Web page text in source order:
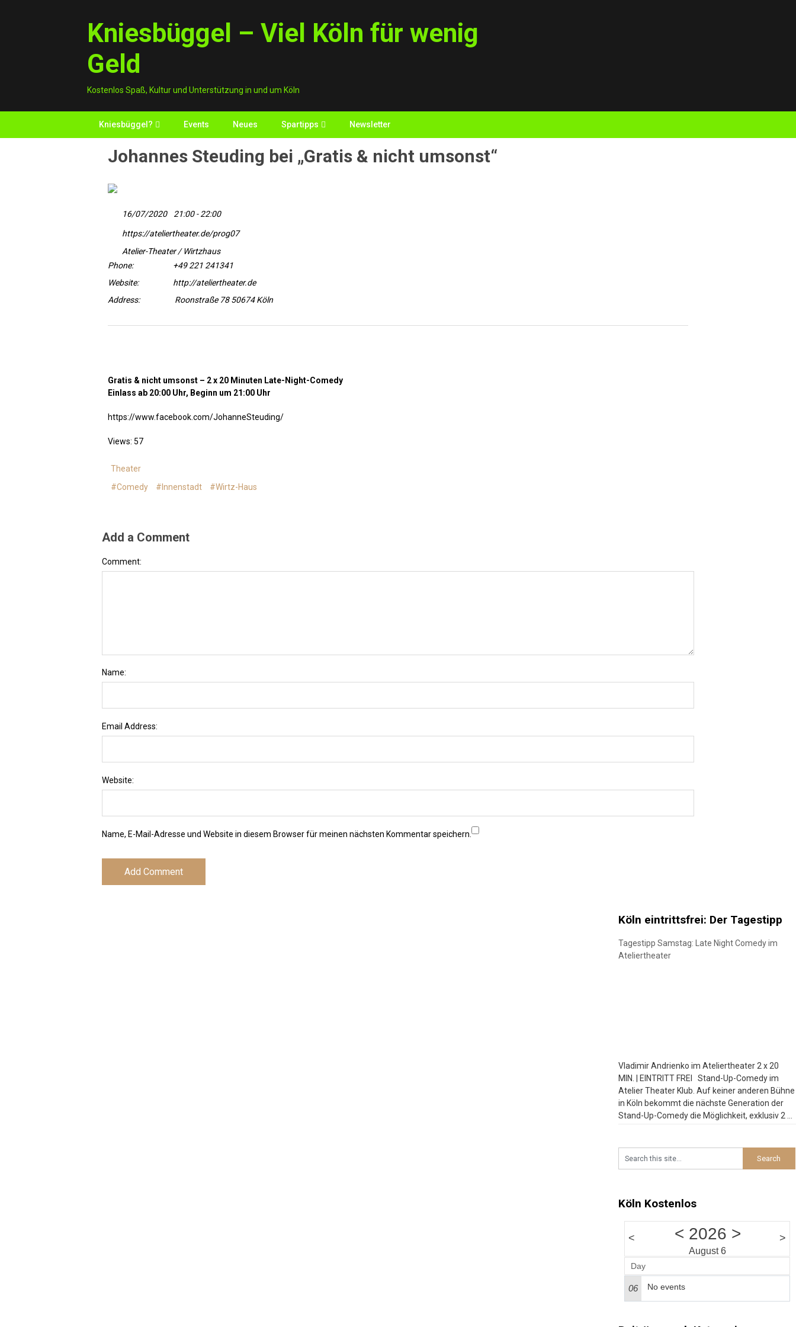
Kniesbüggel – Viel Köln für wenig
Geld
Kostenlos Spaß, Kultur und Unterstützung in und um Köln
Kniesbüggel? Events Neues Spartipps Newsletter
Johannes Steuding bei „Gratis & nicht umsonst“
16/07/2020 21:00 - 22:00
https://ateliertheater.de/prog07
Atelier-Theater / Wirtzhaus
Phone:
+49 221 241341
Website:
http://ateliertheater.de
Address:
Roonstraße 78 50674 Köln
Gratis & nicht umsonst – 2 x 20 Minuten Late-Night-Comedy
Einlass ab 20:00 Uhr, Beginn um 21:00 Uhr
https://www.facebook.com/JohanneSteuding/
Views: 57
Theater
#Comedy
#Innenstadt #Wirtz-Haus
Add a Comment
Comment:
Name:
Email Address:
Website:
Name, E-Mail-Adresse und Website in diesem Browser für meinen nächsten Kommentar speichern.
Köln eintrittsfrei: Der Tagestipp
Tagestipp Samstag: Late Night Comedy im
Ateliertheater
Vladimir Andrienko im Ateliertheater 2 x 20
MIN. | EINTRITT FREI Stand-Up-Comedy im
Atelier Theater Klub. Auf keiner anderen Bühne
in Köln bekommt die nächste Generation der
Stand-Up-Comedy die Möglichkeit, exklusiv 2 x
Köln Kostenlos
< < 2026 >
August 6
>
Day
06 No events